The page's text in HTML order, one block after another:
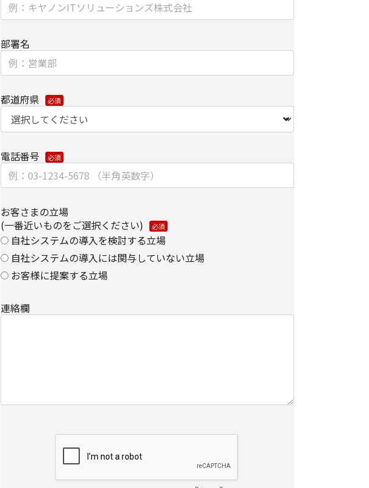
TEL 03-6701-3440
個人情報の取扱全般に関する当社の考え方をご覧になりたい方は、キヤ
ノンITソリューションズ株式会社の個人情報の取り扱いについてをご覧
ください。
個人情報の取り扱いについて
部署名
都道府県
電話番号
お客さまの立場
(一番近いものをご選択ください)
自社システムの導入を検討する立場
自社システムの導入には関与していない立場
お客様に提案する立場
連絡欄